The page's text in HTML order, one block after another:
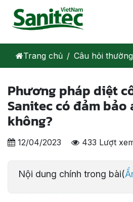
Trang chủ Câu hỏi
Phương pháp diệt
Sanitec có đảm bảo
không?
12/04/2023 433 Lượt
Nội dung chính trong bài(